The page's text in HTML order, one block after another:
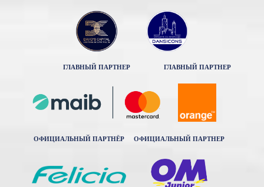
ГЛАВНЫЙ ПАРТНЕР ГЛАВНЫЙ ПАРТНЕР
ОФИЦИАЛЬНЫЙ ПАРТНЁР ОФИЦИАЛЬНЫЙ ПАРТНЕР